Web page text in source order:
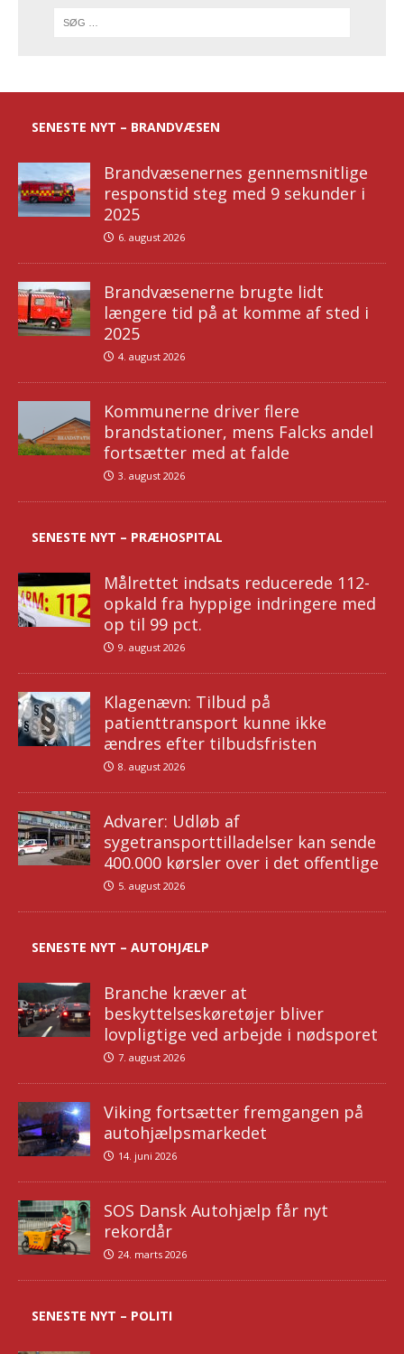
SENESTE NYT – BRANDVÆSEN
Brandvæsenernes gennemsnitlige
responstid steg med 9 sekunder i
2025
6. august 2026
Brandvæsenerne brugte lidt
længere tid på at komme af sted i
2025
4. august 2026
Kommunerne driver flere
brandstationer, mens Falcks andel
fortsætter med at falde
3. august 2026
SENESTE NYT – PRÆHOSPITAL
Målrettet indsats reducerede 112-
opkald fra hyppige indringere med
op til 99 pct.
9. august 2026
Klagenævn: Tilbud på
patienttransport kunne ikke
ændres efter tilbudsfristen
8. august 2026
Advarer: Udløb af
sygetransporttilladelser kan sende
400.000 kørsler over i det offentlige
5. august 2026
SENESTE NYT – AUTOHJÆLP
Branche kræver at
beskyttelseskøretøjer bliver
lovpligtige ved arbejde i nødsporet
7. august 2026
Viking fortsætter fremgangen på
autohjælpsmarkedet
14. juni 2026
SOS Dansk Autohjælp får nyt
rekordår
24. marts 2026
SENESTE NYT – POLITI